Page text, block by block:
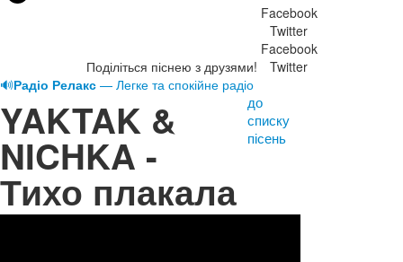
Поділіться піснею з друзями!
Facebook
Twitter
Facebook
Twitter
🔊Радіо Релакс — Легке та спокійне радіо
YAKTAK &
NICHKA -
Тихо плакала
до
списку
пісень